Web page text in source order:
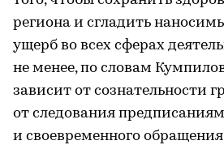
региона и сгладить
ущерб во всех сферах
не менее, по словам
зависит от сознательности
от следования
и своевременного